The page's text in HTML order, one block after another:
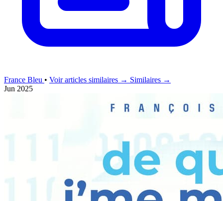
France Bleu • Voir articles similaires → Similaires →
Jun 2025